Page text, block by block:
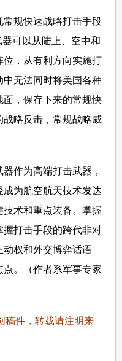
规快速战略打击手段
可以从陆上、空中和
，从有利方向实施打
无法同时将美国各种
，保存下来的常规快
略反击，常规战略威
作为高端打击武器，
为航空航天技术发达
术和重点装备。掌握
握打击手段的跨代非对
动权和外交博弈话语
。（作者系军事专家
稿件，转载请注明来